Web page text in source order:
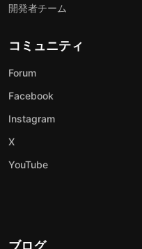
開発者チーム
コミュニティ
Forum
Facebook
Instagram
X
YouTube
ブログ